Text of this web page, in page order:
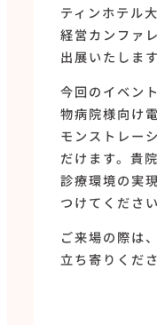
ティンホテル
経営カンファ
出展いたします
今回のイベン
物病院様向け
モンストレー
だけます。貴
診療環境の実
つけてください
ご来場の際は
立ち寄りくだ